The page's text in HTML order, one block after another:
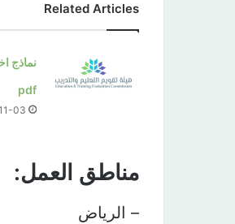
Related Articles
نماذج
pdf
03
مناطق العمل:
– الرياض